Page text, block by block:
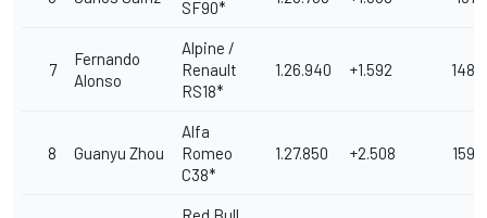
SF90*
7
Fernando
Alonso
Alpine /
Renault
RS18*
1.26.940 +1.592 148
8 Guanyu Zhou
Alfa
Romeo
C38*
1.27.850 +2.508 159